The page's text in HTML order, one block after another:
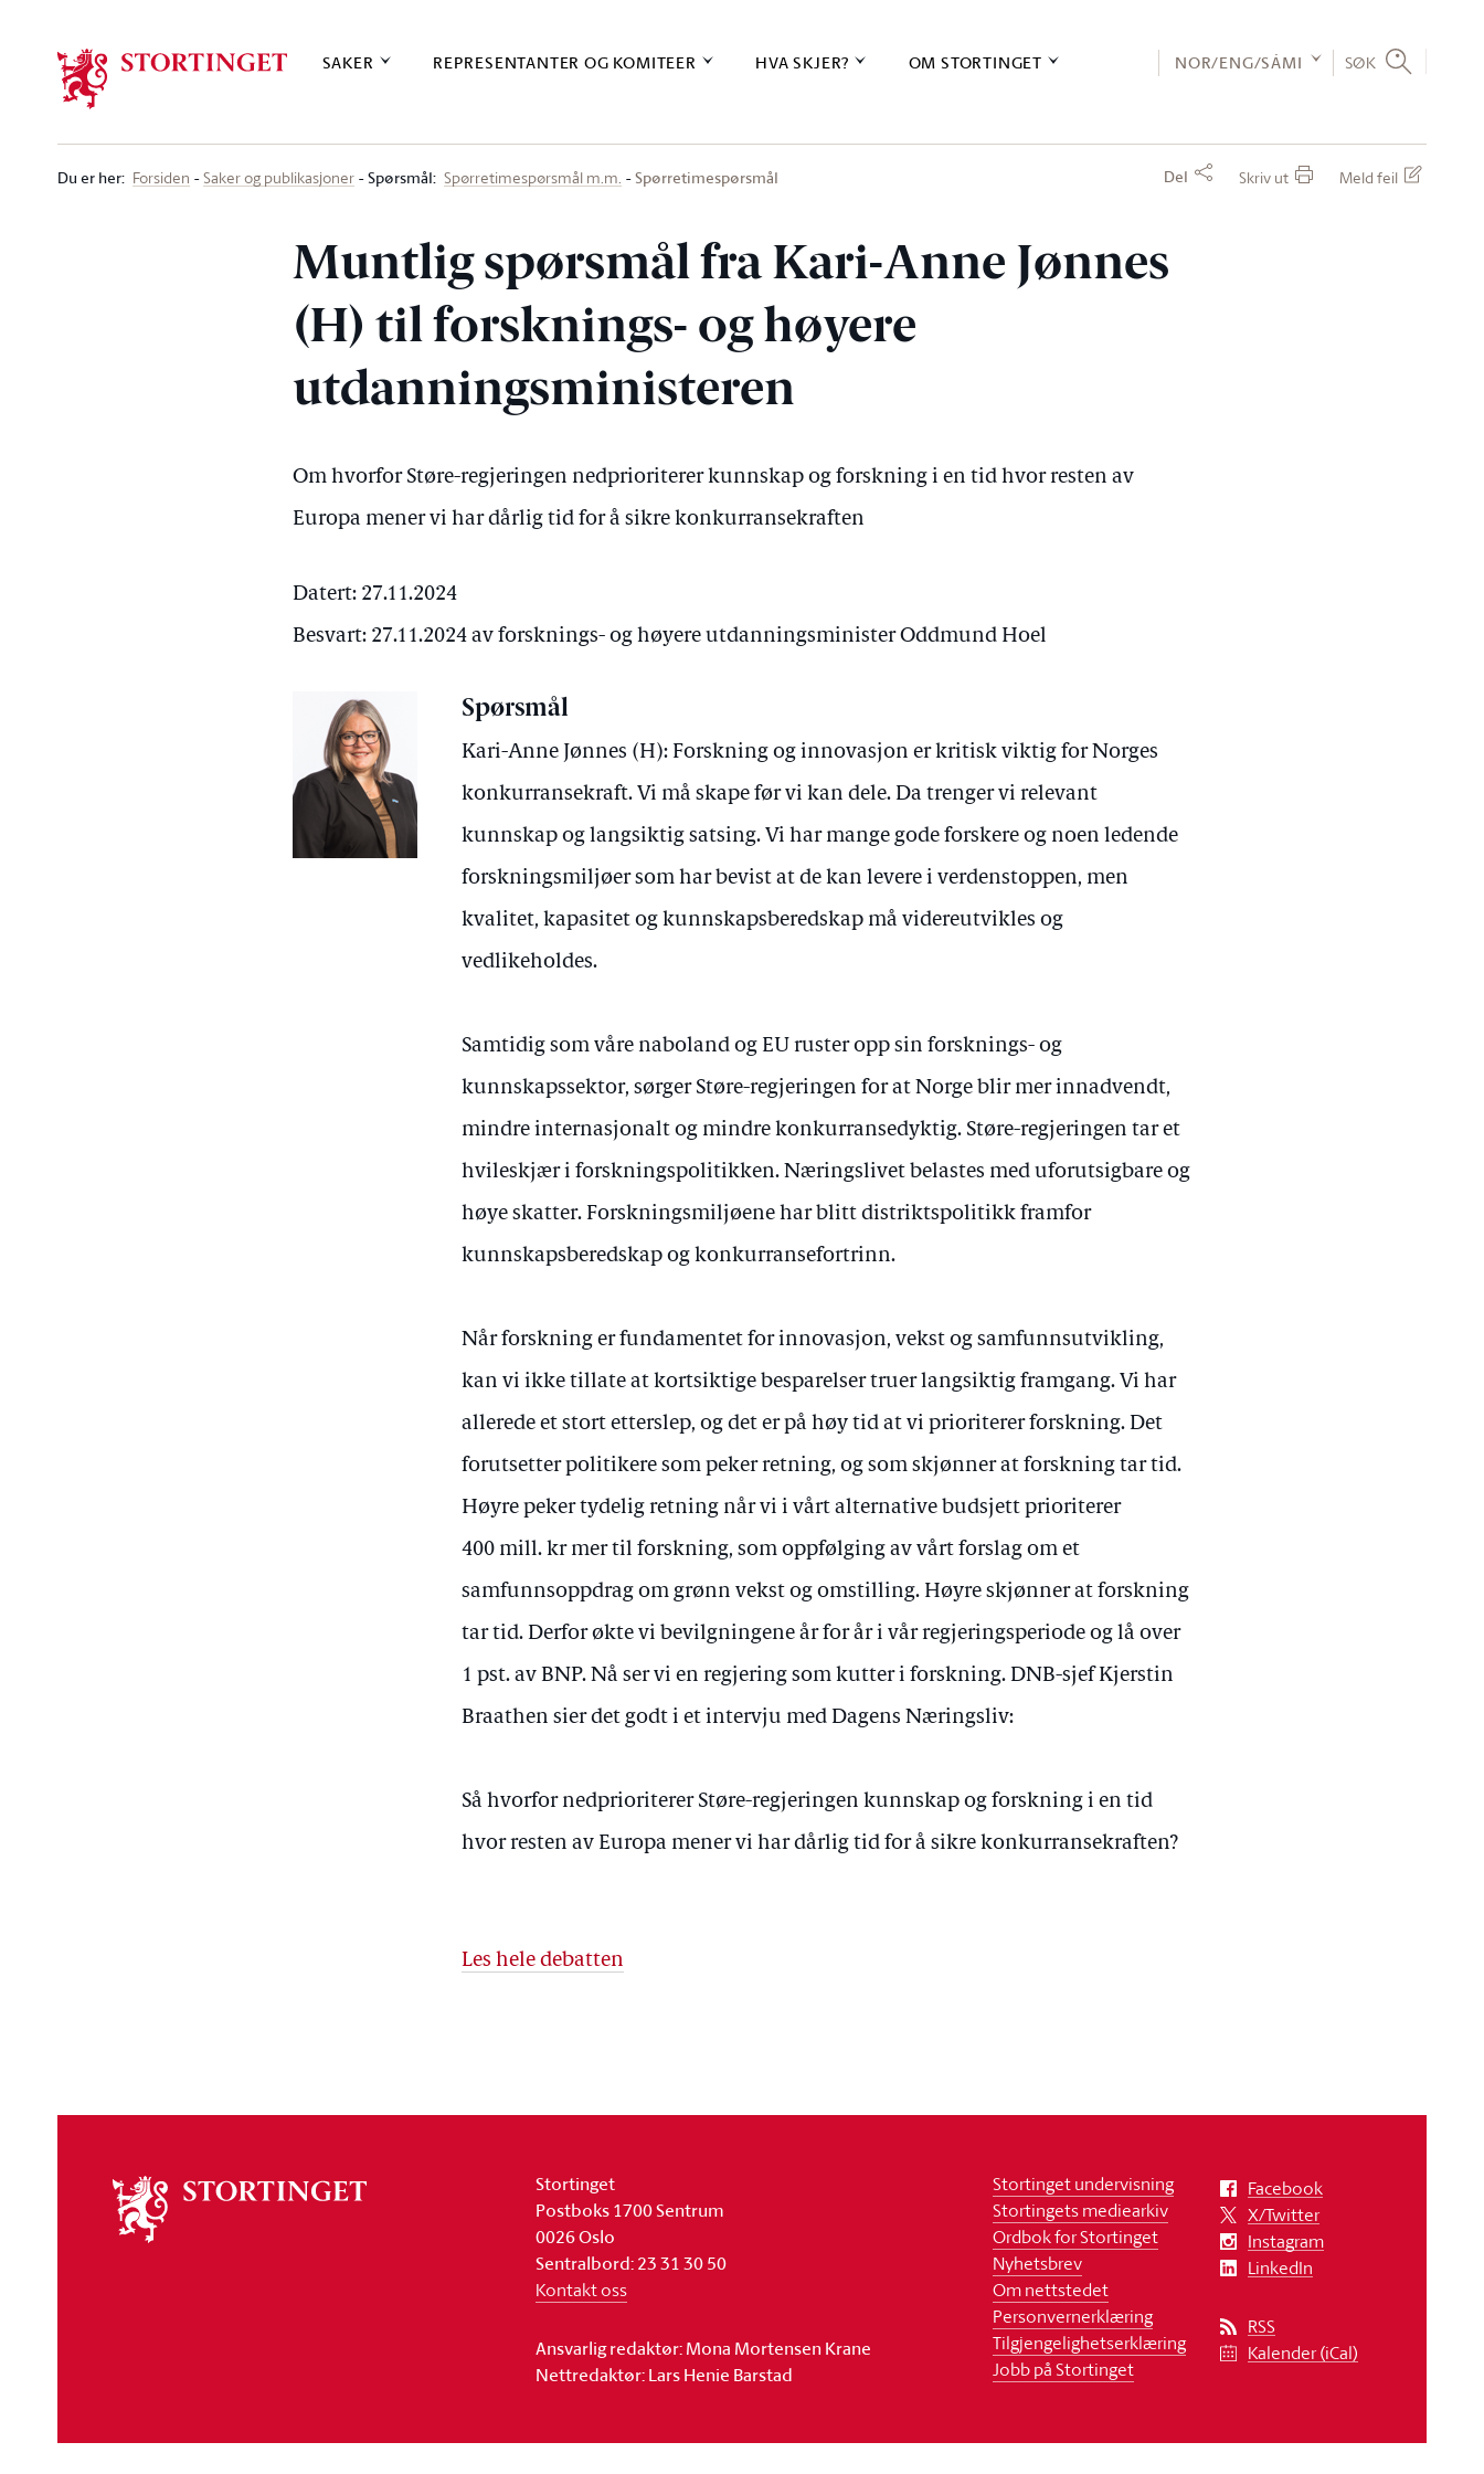
SAKER REPRESENTANTER OG KOMITEER HVA SKJER? OM STORTINGET NOR/ENG/SÁMI SØK
Du er her: Forsiden Saker og publikasjoner Spørsmål: Spørretimespørsmål m.m. Spørretimespørsmål Del Skriv ut Meld feil
Muntlig spørsmål fra Kari-Anne Jønnes
(H) til forsknings- og høyere
utdanningsministeren
Om hvorfor Støre-regjeringen nedprioriterer kunnskap og forskning i en tid hvor resten av
Europa mener vi har dårlig tid for å sikre konkurransekraften
Datert: 27.11.2024
Besvart: 27.11.2024 av forsknings- og høyere utdanningsminister Oddmund Hoel
Spørsmål
Kari-Anne Jønnes (H): Forskning og innovasjon er kritisk viktig for Norges
konkurransekraft. Vi må skape før vi kan dele. Da trenger vi relevant
kunnskap og langsiktig satsing. Vi har mange gode forskere og noen ledende
forskningsmiljøer som har bevist at de kan levere i verdenstoppen, men
kvalitet, kapasitet og kunnskapsberedskap må videreutvikles og
vedlikeholdes.
Samtidig som våre naboland og EU ruster opp sin forsknings- og
kunnskapssektor, sørger Støre-regjeringen for at Norge blir mer innadvendt,
mindre internasjonalt og mindre konkurransedyktig. Støre-regjeringen tar et
hvileskjær i forskningspolitikken. Næringslivet belastes med uforutsigbare og
høye skatter. Forskningsmiljøene har blitt distriktspolitikk framfor
kunnskapsberedskap og konkurransefortrinn.
Når forskning er fundamentet for innovasjon, vekst og samfunnsutvikling,
kan vi ikke tillate at kortsiktige besparelser truer langsiktig framgang. Vi har
allerede et stort etterslep, og det er på høy tid at vi prioriterer forskning. Det
forutsetter politikere som peker retning, og som skjønner at forskning tar tid.
Høyre peker tydelig retning når vi i vårt alternative budsjett prioriterer
400 mill. kr mer til forskning, som oppfølging av vårt forslag om et
samfunnsoppdrag om grønn vekst og omstilling. Høyre skjønner at forskning
tar tid. Derfor økte vi bevilgningene år for år i vår regjeringsperiode og lå over
1 pst. av BNP. Nå ser vi en regjering som kutter i forskning. DNB-sjef Kjerstin
Braathen sier det godt i et intervju med Dagens Næringsliv:
Så hvorfor nedprioriterer Støre-regjeringen kunnskap og forskning i en tid
hvor resten av Europa mener vi har dårlig tid for å sikre konkurransekraften?
Les hele debatten
stortinget
Stortinget
Postboks 1700 Sentrum
0026 Oslo
Sentralbord: 23 31 30 50
Kontakt oss
Ansvarlig redaktør: Mona Mortensen Krane
Nettredaktør: Lars Henie Barstad
Stortinget undervisning
Stortingets mediearkiv
Ordbok for Stortinget
Nyhetsbrev
Om nettstedet
Personvernerklæring
Tilgjengelighetserklæring
Jobb på Stortinget
Facebook
X/Twitter
Instagram
LinkedIn
RSS
Kalender (iCal)